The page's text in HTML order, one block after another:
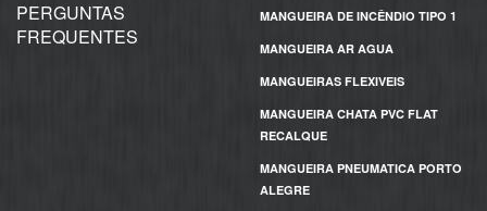
PERGUNTAS
FREQUENTES
MANGUEIRA DE INCÊNDIO TIPO 1
MANGUEIRA AR AGUA
MANGUEIRAS FLEXIVEIS
MANGUEIRA CHATA PVC FLAT
RECALQUE
MANGUEIRA PNEUMATICA PORTO
ALEGRE